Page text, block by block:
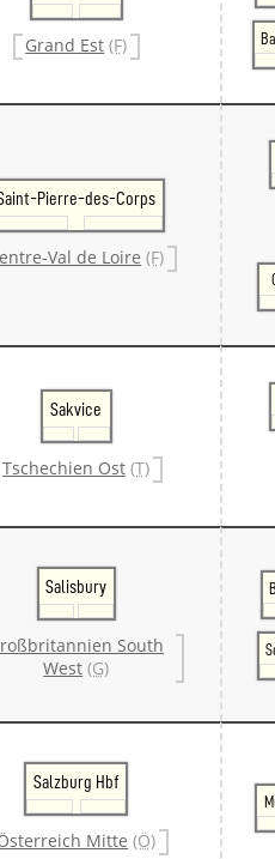
Grand Est (F)
Pierre-des-Corps
Val de Loire (F)
Sakvice
Tschechien Ost (T)
Salisbury
South
West (G)
Salzburg Hbf
Mitte (Ö)